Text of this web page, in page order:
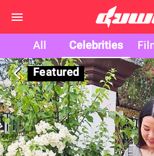
All Celebrities
Featured
arrow_back_ios